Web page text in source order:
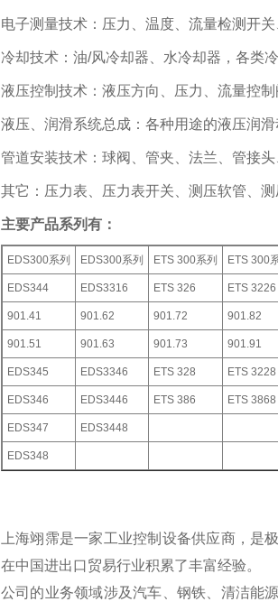
电子测量技术：压力、温度、流量检测开
冷却技术：油/风冷却器、水冷却器，各类
液压控制技术：液压方向、压力、流量控制
液压、润滑系统总成：各种用途的液压润
管道安装技术：球阀、管夹、法兰、管接头
其它：压力表、压力表开关、测压软管、
主要产品系列有：
EDS300系列 EDS300系列 ETS 300系列 ETS 300
EDS344 EDS3316 ETS 326 ETS 3226
901.41 901.62 901.72 901.82
901.51 901.63 901.73 901.91
EDS345 EDS3346 ETS 328 ETS 3228
EDS346 EDS3446 ETS 386 ETS 3868
EDS347 EDS3448
EDS348
上海翊霈是一家工业控制设备供应商，是
在中国进出口贸易行业积累了丰富经验。
公司的业务领域涉及汽车、钢铁、清洁能